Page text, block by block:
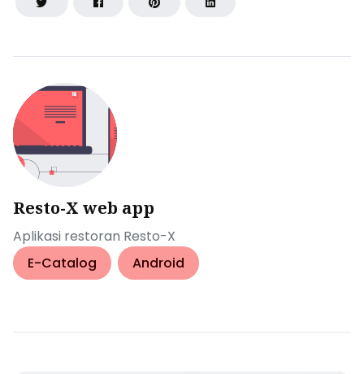
Resto-X web app
Aplikasi restoran Resto-X
E-Catalog
Android